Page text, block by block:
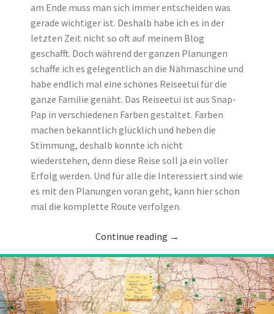
am Ende muss man sich immer entscheiden was
gerade wichtiger ist. Deshalb habe ich es in der
letzten Zeit nicht so oft auf meinem Blog
geschafft. Doch während der ganzen Planungen
schaffe ich es gelegentlich an die Nähmaschine und
habe endlich mal eine schönes Reiseetui für die
ganze Familie genäht. Das Reiseetui ist aus Snap-
Pap in verschiedenen Farben gestaltet. Farben
machen bekanntlich glücklich und heben die
Stimmung, deshalb konnte ich nicht
wiederstehen, denn diese Reise soll ja ein voller
Erfolg werden. Und für alle die Interessiert sind wie
es mit den Planungen voran geht, kann hier schon
mal die komplette Route verfolgen.
Continue reading →